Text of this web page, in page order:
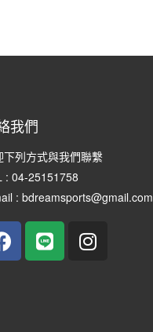
我們
下列方式與我們聯繫
: 04-25151758
: bdreamsports@gmail.com